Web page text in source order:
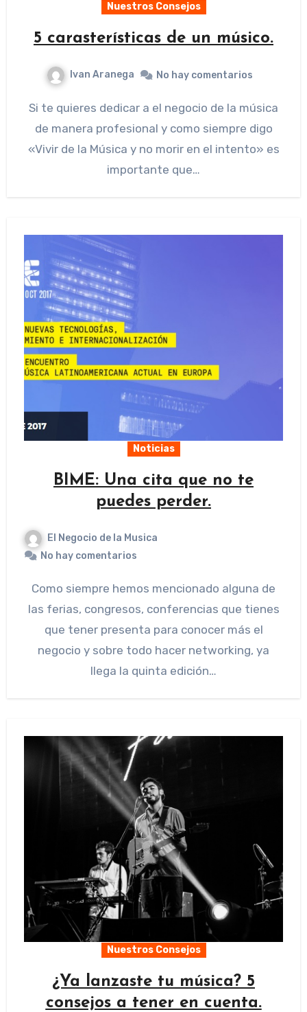
Nuestros Consejos
5 carasterísticas de un músico.
Ivan Aranega No hay comentarios
Si te quieres dedicar a el negocio de la música
de manera profesional y como siempre digo
«Vivir de la Música y no morir en el intento» es
importante que…
Noticias
BIME: Una cita que no te
puedes perder.
El Negocio de la Musica
No hay comentarios
Como siempre hemos mencionado alguna de
las ferias, congresos, conferencias que tienes
que tener presenta para conocer más el
negocio y sobre todo hacer networking, ya
llega la quinta edición…
Nuestros Consejos
¿Ya lanzaste tu música? 5
consejos a tener en cuenta.